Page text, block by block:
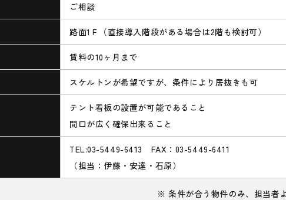
ご相談
路面1Ｆ（直接導入階段がある場合は2階も検討可）
賃料の10ヶ月まで
スケルトンが希望ですが、条件により居抜きも可
テント看板の設置が可能であること
間口が広く確保出来ること
TEL:03-5449-6413
FAX：03-5449-6411
（担当：伊藤・安達・石原）
※ 条件が合う物件のみ、担当者